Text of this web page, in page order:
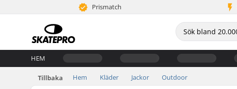
Prismatch
HEM
Tillbaka Hem Kläder Jackor Outdoor